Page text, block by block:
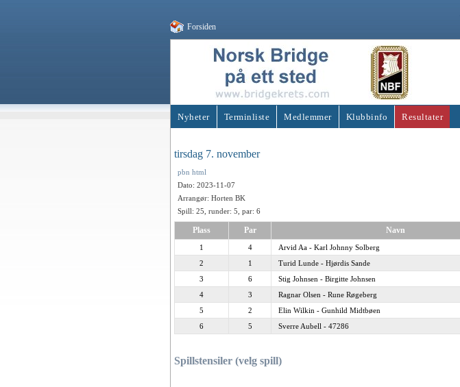
Forsiden
Nyheter Terminliste Medlemmer Klubbinfo Resultater
tirsdag 7. november
pbn html
Dato: 2023-11-07
Arrangør: Horten BK
Spill: 25, runder: 5, par: 6
Plass Par Navn
1 4 Arvid Aa - Karl Johnny Solberg
2
1 Turid Lunde - Hjørdis Sande
3
6 Stig Johnsen - Birgitte Johnsen
4
3 Ragnar Olsen - Rune Røgeberg
5
2 Elin Wilkin - Gunhild Midtbøen
6
5 Sverre Aubell - 47286
Spillstensiler (velg spill)